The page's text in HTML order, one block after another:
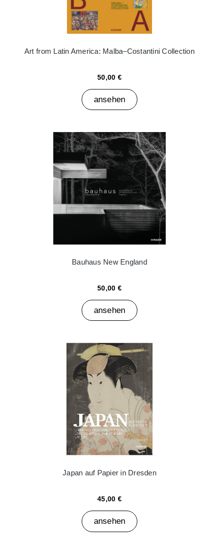
Art from Latin America: Malba–Costantini Collection
50,00 €
ansehen
Bauhaus New England
50,00 €
ansehen
Japan auf Papier in Dresden
45,00 €
ansehen